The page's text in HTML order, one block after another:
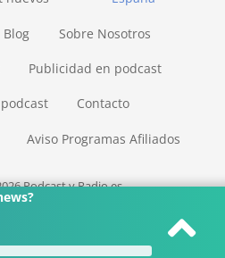
Blog Sobre Nosotros
Publicidad en podcast
Contacto
Aviso Programas Afiliados
Podcast y Radio.es